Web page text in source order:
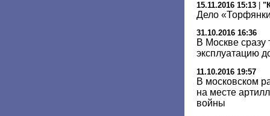
15.11.2016 15:13
Дело
31.10.2016 16:36
В Москве сразу
эксплуатацию
11.10.2016 19:57
В московском
на месте
войны